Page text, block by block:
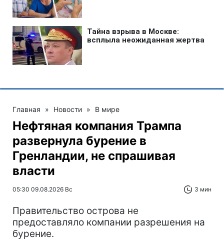
Главная » Новости » В мире
Нефтяная компания Трампа
развернула бурение в
Гренландии, не спрашивая
власти
05:30 09.08.2026 Вс 3 мин
Правительство острова не
предоставляло компании разрешения на
бурение.